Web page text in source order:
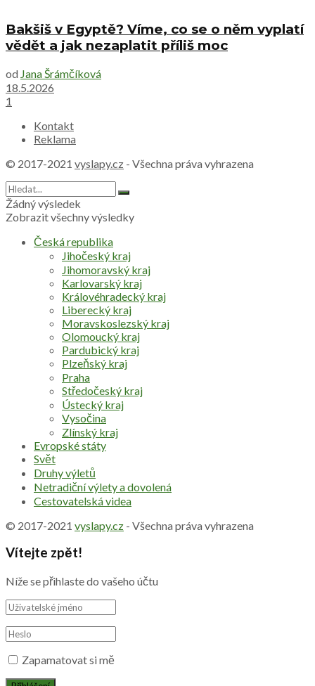
Bakšiš v Egyptě? Víme, co se o něm vyplatí
vědět a jak nezaplatit příliš moc
od Jana Šrámčíková
18.5.2026
1
Kontakt
Reklama
© 2017-2021 vyslapy.cz - Všechna práva vyhrazena
Žádný výsledek
Zobrazit všechny výsledky
Česká republika
Jihočeský kraj
Jihomoravský kraj
Karlovarský kraj
Královéhradecký kraj
Liberecký kraj
Moravskoslezský kraj
Olomoucký kraj
Pardubický kraj
Plzeňský kraj
Praha
Středočeský kraj
Ústecký kraj
Vysočina
Zlínský kraj
Evropské státy
Svět
Druhy výletů
Netradiční výlety a dovolená
Cestovatelská videa
© 2017-2021 vyslapy.cz - Všechna práva vyhrazena
Vítejte zpět!
Níže se přihlaste do vašeho účtu
Zapamatovat si mě